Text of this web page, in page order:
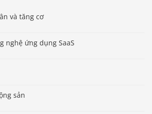
và tăng cơ
nghệ ứng dụng SaaS
sản